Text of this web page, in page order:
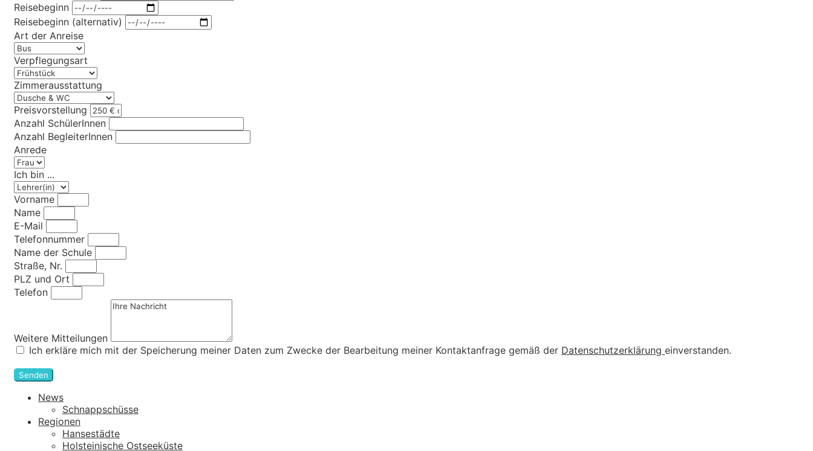
Reisebeginn
Reisebeginn (alternativ)
Art der Anreise
Verpflegungsart
Zimmerausstattung
Preisvorstellung
Anzahl SchülerInnen
Anzahl BegleiterInnen
Anrede
Ich bin ...
Vorname
Name
E-Mail
Telefonnummer
Name der Schule
Straße, Nr.
PLZ und Ort
Telefon
Weitere Mitteilungen
Ich erkläre mich mit der Speicherung meiner Daten zum Zwecke der Bearbeitung meiner Kontaktanfrage gemäß der Datenschutzerklärung einverstanden.
Senden
News
Schnappschüsse
Regionen
Hansestädte
Holsteinische Ostseeküste